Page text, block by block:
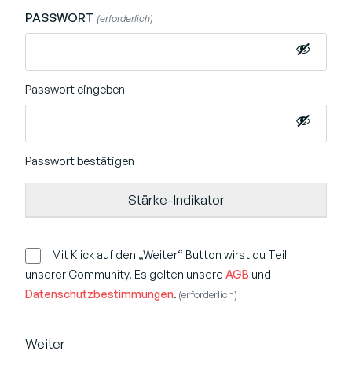
PASSWORT (erforderlich)
Passwort eingeben
Passwort bestätigen
Stärke-Indikator
E
G
I
R
Mit Klick auf den „Weiter“ Button wirst du Teil
unserer Community. Es gelten unsere AGB und
Datenschutzbestimmungen. (erforderlich)
Weiter